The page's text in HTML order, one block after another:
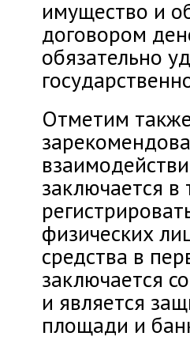
имущество и
договором
обязательно
Отметим
заключается
физических
средства в
заключается
и является
площади и